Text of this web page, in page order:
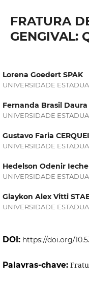
FRATURA
GENGIVAL:
Lorena Goedert SPAK
UNIVERSIDADE
Fernanda Brasil Daura
UNIVERSIDADE
Gustavo Faria
UNIVERSIDADE
Hedelson Odenir
UNIVERSIDADE
Glaykon Alex Vitti
UNIVERSIDADE
DOI: https://doi.org/
Palavras-chave: